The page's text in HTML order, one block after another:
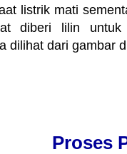
listrik mati
diberi lilin untuk
dilihat dari gambar
Proses